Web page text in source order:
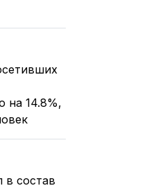
на 14.8%,
в состав